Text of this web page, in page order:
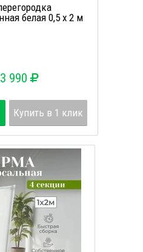
белая 0,5 х 2 м
3 990
Купить в 1 клик